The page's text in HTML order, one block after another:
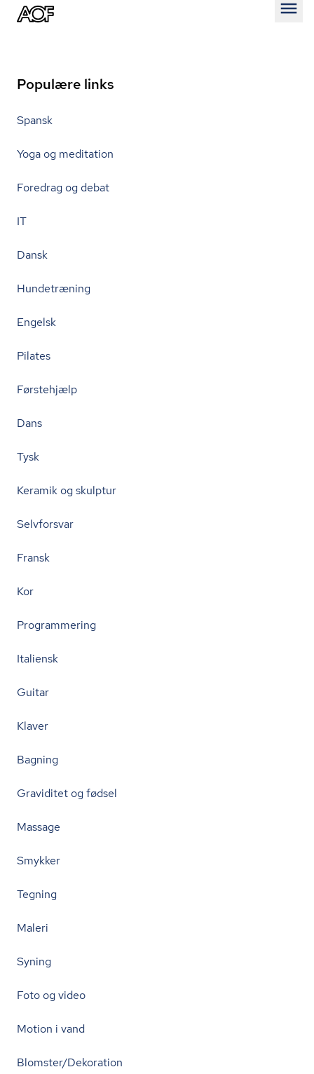
Populære links
Spansk
Yoga og meditation
Foredrag og debat
IT
Dansk
Hundetræning
Engelsk
Pilates
Førstehjælp
Dans
Tysk
Keramik og skulptur
Selvforsvar
Fransk
Kor
Programmering
Italiensk
Guitar
Klaver
Bagning
Graviditet og fødsel
Massage
Smykker
Tegning
Maleri
Syning
Foto og video
Motion i vand
Blomster/Dekoration